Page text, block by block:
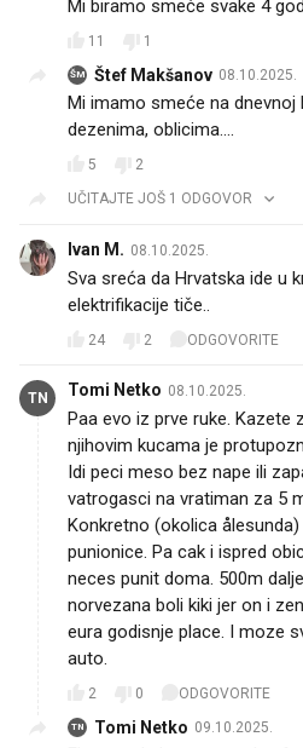
Mi biramo smeće svake 4
11 1
ŠM Štef Makšanov 08.10.2025.
Mi imamo smeće na dnevnoj
dezenima, oblicima....
5
2
UČITAJTE JOŠ 1 ODGOVOR
Ivan M. 08.10.2025.
Sva sreća da Hrvatska ide u
elektrifikacije tiče.. 🫡
24 2 ODGOVORITE
TN Tomi Netko 08.10.2025.
Paa evo iz prve ruke. Kazete
njihovim kucama je
Idi peci meso bez nape ili
vatrogasci na vratiman za 5
Konkretno (okolica
punionice. Pa cak i ispred
neces punit doma. 500m
norvezana boli kiki jer on i
eura godisnje place. I moze
auto.
2 0 ODGOVORITE
TN Tomi Netko 09.10.2025.